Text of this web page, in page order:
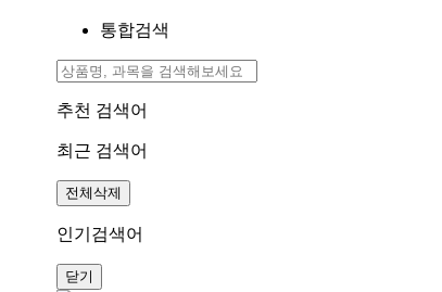
통합검색
추천 검색어
최근 검색어
전체삭제
인기검색어
닫기